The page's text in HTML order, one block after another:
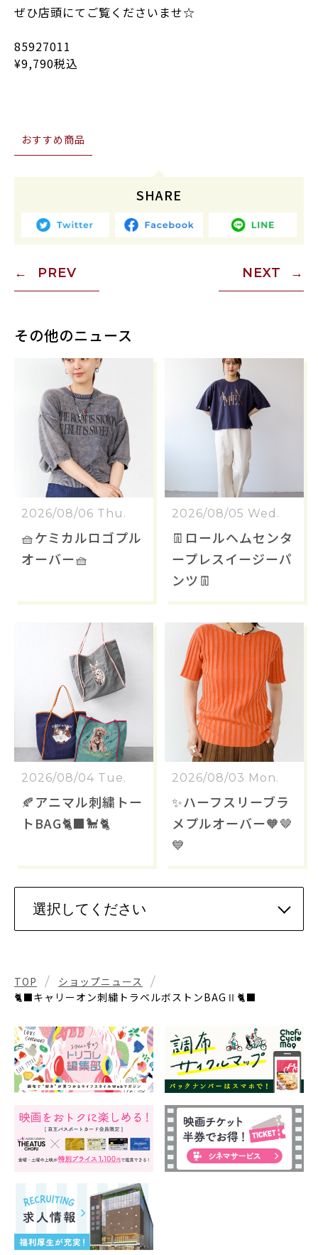
ぜひ店頭にてご覧くださいませ☆
85927011
¥9,790税込
おすすめ商品
SHARE
PREV NEXT
その他のニュース
2026/08/06 Thu.
🧺ケミカルロゴプル
オーバー🧺
2026/08/05 Wed.
👖ロールヘムセンタ
ープレスイージーパ
ンツ👖
2026/08/04 Tue.
🍂アニマル刺繍トー
トBAG🐈‍⬛🐩🐈
2026/08/03 Mon.
✨ハーフスリーブラ
メプルオーバー🧡🤎
💙
TOP
ショップニュース
🐈‍⬛キャリーオン刺繍トラベルボストンBAGⅡ🐈‍⬛